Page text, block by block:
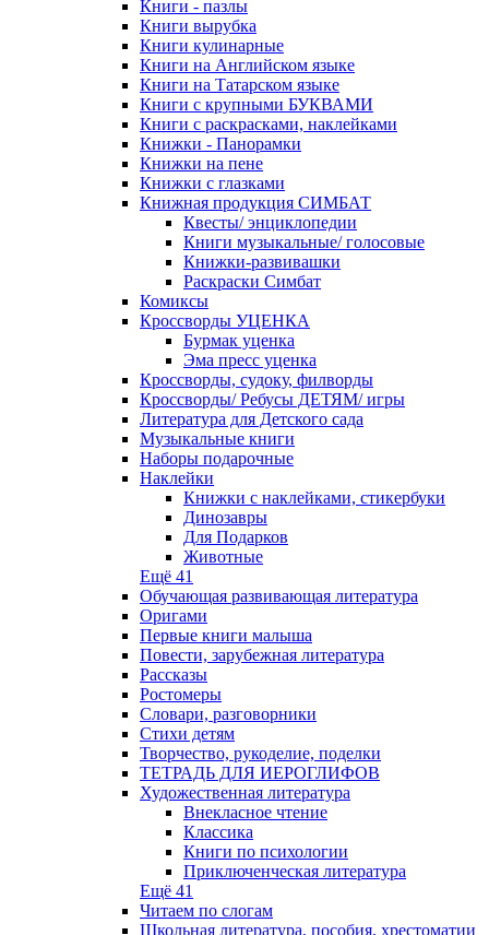
Книги - пазлы
Книги вырубка
Книги кулинарные
Книги на Английском языке
Книги на Татарском языке
Книги с крупными БУКВАМИ
Книги с раскрасками, наклейками
Книжки - Панорамки
Книжки на пене
Книжки с глазками
Книжная продукция СИМБАТ
Квесты/ энциклопедии
Книги музыкальные/ голосовые
Книжки-развивашки
Раскраски Симбат
Комиксы
Кроссворды УЦЕНКА
Бурмак уценка
Эма пресс уценка
Кроссворды, судоку, филворды
Кроссворды/ Ребусы ДЕТЯМ/ игры
Литература для Детского сада
Музыкальные книги
Наборы подарочные
Наклейки
Книжки с наклейками, стикербуки
Динозавры
Для Подарков
Животные
Ещё 41
Обучающая развивающая литература
Оригами
Первые книги малыша
Повести, зарубежная литература
Рассказы
Ростомеры
Словари, разговорники
Стихи детям
Творчество, рукоделие, поделки
ТЕТРАДЬ ДЛЯ ИЕРОГЛИФОВ
Художественная литература
Внекласное чтение
Классика
Книги по психологии
Приключенческая литература
Ещё 41
Читаем по слогам
Школьная литература, пособия, хрестоматии